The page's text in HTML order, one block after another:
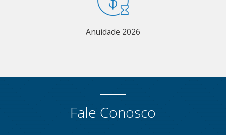
Anuidade 2026
Fale Conosco